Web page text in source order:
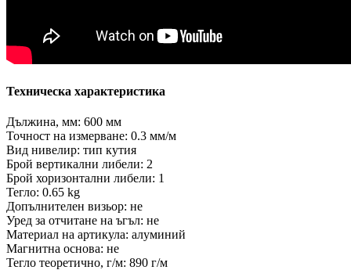
Техническа характеристика
Дължина, мм: 600 мм
Точност на измерване: 0.3 мм/м
Вид нивелир: тип кутия
Брой вертикални либели: 2
Брой хоризонтални либели: 1
Тегло: 0.65 kg
Допълнителен визьор: не
Уред за отчитане на ъгъл: не
Материал на артикула: алуминий
Магнитна основа: не
Тегло теоретично, г/м: 890 г/м